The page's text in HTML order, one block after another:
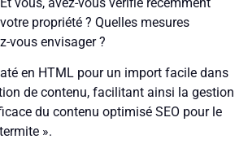
propriété ? Quelles mesures
vous envisager ?
en HTML pour un import facile dans
de contenu, facilitant ainsi la gestion
du contenu optimisé SEO pour le
».